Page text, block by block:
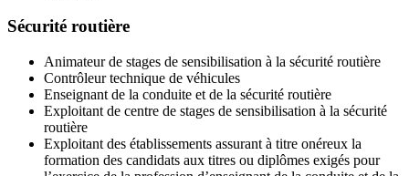
Sécurité routière
Animateur de stages de sensibilisation à la sécurité routière
Contrôleur technique de véhicules
Enseignant de la conduite et de la sécurité routière
Exploitant de centre de stages de sensibilisation à la sécurité
routière
Exploitant des établissements assurant à titre onéreux la
formation des candidats aux titres ou diplômes exigés pour